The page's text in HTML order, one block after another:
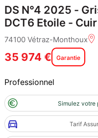
DS N°4 2025 -
DCT6 Etoile -
74100 Vétraz-Monthoux
35 974 € Garantie
Professionnel
Simulez votre
Tarif